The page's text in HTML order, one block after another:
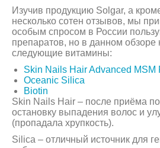
Изучив продукцию Solgar, а
несколько сотен отзывов, мы
особым спросом в России
препаратов, но в данном обзоре
следующие витамины:
Skin Nails Hair Advanced MSM
Oceanic Silica
Biotin
Skin Nails Hair – после приёма
остановку выпадения волос и
(пропадала хрупкость).
Silica – отличный источник для